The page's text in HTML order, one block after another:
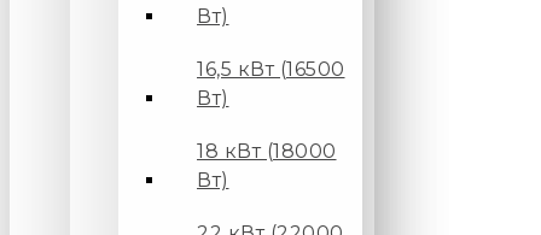
Вт)
16,5 кВт (16500
Вт)
18 кВт (18000
Вт)